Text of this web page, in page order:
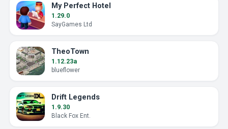
My Perfect Hotel
1.29.0
SayGames Ltd
TheoTown
1.12.23a
blueflower
Drift Legends
1.9.30
Black Fox Ent.